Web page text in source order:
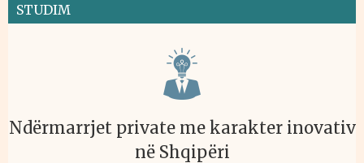
STUDIM
Ndërmarrjet private me karakter inovativ
në Shqipëri